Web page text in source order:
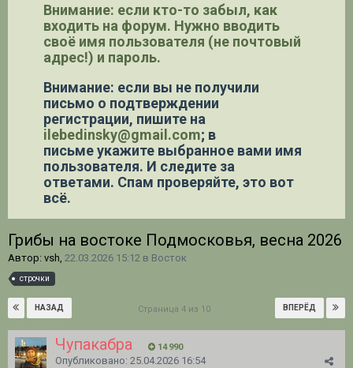
Внимание: если кто-то забыл, как
входить на форум. Нужно вводить
своё имя пользователя (не почтовый
адрес!) и пароль.
Внимание: если вы не получили
письмо о подтверждении
регистрации, пишите на
ilebedinsky@gmail.com; в
письме укажите выбранное вами имя
пользователя. И следите за
ответами. Спам проверяйте, это вот
всё.
Грибы на востоке Подмосковья, весна 2026
Автор: vsh, 22.03.2026 15:12 в Восток
строчки
НАЗАД ВПЕРЁД
Страница 4 из 10
Чупакабра 14 990
Опубликовано: 25.04.2026 16:54